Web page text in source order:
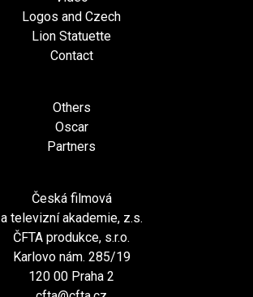
Logos and Czech
Lion Statuette
Contact
Others
Oscar
Partners
Česká filmová
a televizní akademie, z.s.
ČFTA produkce, s.r.o.
Karlovo nám. 285/19
120 00 Praha 2